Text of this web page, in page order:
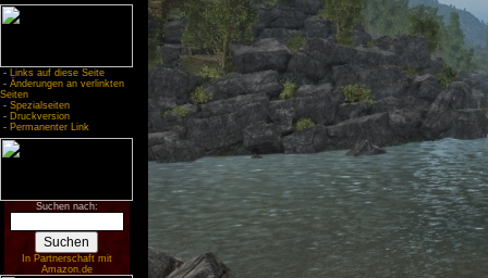
- Links auf diese Seite
- Änderungen an verlinkten
Seiten
- Spezialseiten
- Druckversion
- Permanenter Link
Suchen nach:
In Partnerschaft mit
Amazon.de